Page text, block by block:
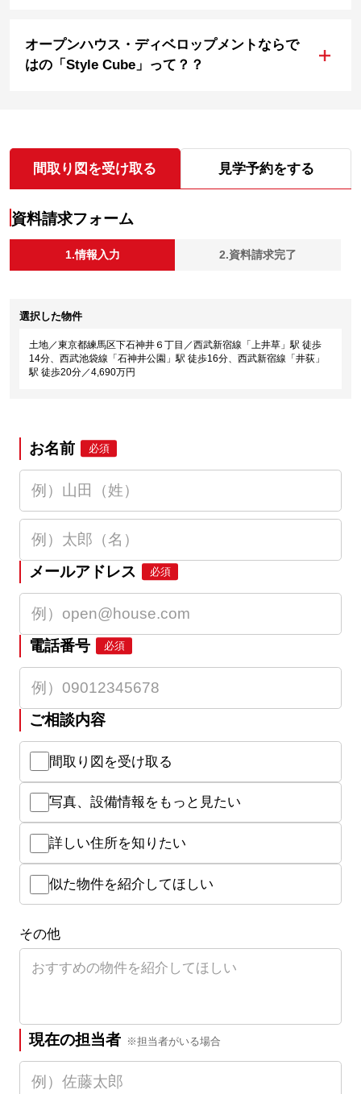
オープンハウス・ディベロップメントならで
はの「Style Cube」って？？
+
間取り図を受け取る 見学予約をする
資料請求フォーム
1.情報入力 2.資料請求完了
選択した物件
土地／東京都練馬区下石神井６丁目／西武新宿線「上井草」駅 徒歩
14分、西武池袋線「石神井公園」駅 徒歩16分、西武新宿線「井荻」
駅 徒歩20分／4,690万円
お名前 必須
メールアドレス 必須
電話番号 必須
ご相談内容
間取り図を受け取る
写真、設備情報をもっと見たい
詳しい住所を知りたい
似た物件を紹介してほしい
その他
現在の担当者 ※担当者がいる場合